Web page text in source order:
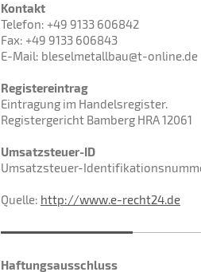
Kontakt
Telefon: +49 9133 606842
Fax: +49 9133 606843
E-Mail: bleselmetallbau@t-online.de
Registereintrag
Eintragung im Handelsregister.
Registergericht Bamberg HRA 12061
Umsatzsteuer-ID
Umsatzsteuer-
Quelle: http://www.e-recht24.de
Haftungsausschluss